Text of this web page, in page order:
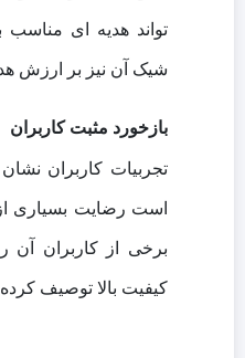
تواند هدیه‌ ای مناسب
شیک آن نیز بر ارزش
بازخورد مثبت کاربران
تجربیات کاربران
است رضایت بسیاری
برخی از کاربران آن
کیفیت بالا توصیف